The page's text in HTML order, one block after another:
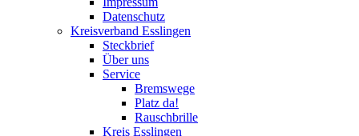
Datenschutz
Kreisverband Esslingen
Steckbrief
Über uns
Service
Bremswege
Platz da!
Rauschbrille
Kreis Esslingen